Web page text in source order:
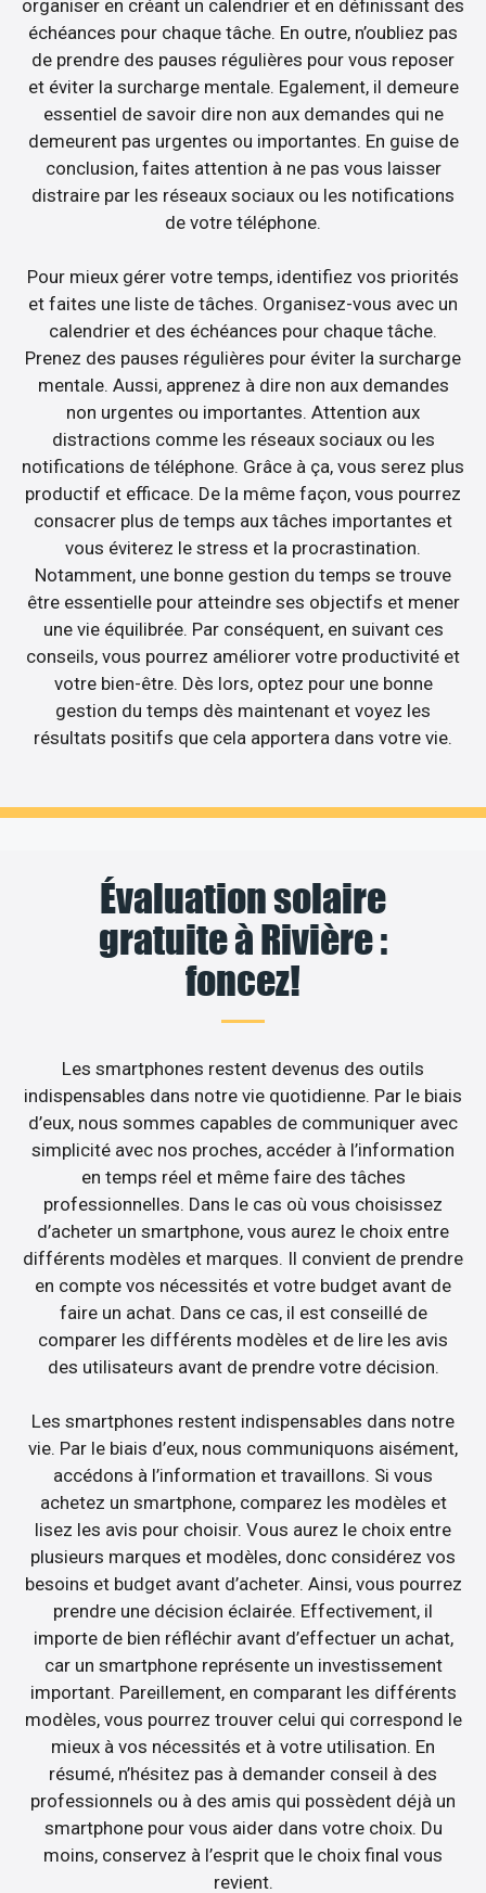
organiser en créant un calendrier et en définissant des
échéances pour chaque tâche. En outre, n’oubliez pas
de prendre des pauses régulières pour vous reposer
et éviter la surcharge mentale. Egalement, il demeure
essentiel de savoir dire non aux demandes qui ne
demeurent pas urgentes ou importantes. En guise de
conclusion, faites attention à ne pas vous laisser
distraire par les réseaux sociaux ou les notifications
de votre téléphone.
Pour mieux gérer votre temps, identifiez vos priorités
et faites une liste de tâches. Organisez-vous avec un
calendrier et des échéances pour chaque tâche.
Prenez des pauses régulières pour éviter la surcharge
mentale. Aussi, apprenez à dire non aux demandes
non urgentes ou importantes. Attention aux
distractions comme les réseaux sociaux ou les
notifications de téléphone. Grâce à ça, vous serez plus
productif et efficace. De la même façon, vous pourrez
consacrer plus de temps aux tâches importantes et
vous éviterez le stress et la procrastination.
Notamment, une bonne gestion du temps se trouve
être essentielle pour atteindre ses objectifs et mener
une vie équilibrée. Par conséquent, en suivant ces
conseils, vous pourrez améliorer votre productivité et
votre bien-être. Dès lors, optez pour une bonne
gestion du temps dès maintenant et voyez les
résultats positifs que cela apportera dans votre vie.
Évaluation solaire
gratuite à Rivière :
foncez!
Les smartphones restent devenus des outils
indispensables dans notre vie quotidienne. Par le biais
d’eux, nous sommes capables de communiquer avec
simplicité avec nos proches, accéder à l’information
en temps réel et même faire des tâches
professionnelles. Dans le cas où vous choisissez
d’acheter un smartphone, vous aurez le choix entre
différents modèles et marques. Il convient de prendre
en compte vos nécessités et votre budget avant de
faire un achat. Dans ce cas, il est conseillé de
comparer les différents modèles et de lire les avis
des utilisateurs avant de prendre votre décision.
Les smartphones restent indispensables dans notre
vie. Par le biais d’eux, nous communiquons aisément,
accédons à l’information et travaillons. Si vous
achetez un smartphone, comparez les modèles et
lisez les avis pour choisir. Vous aurez le choix entre
plusieurs marques et modèles, donc considérez vos
besoins et budget avant d’acheter. Ainsi, vous pourrez
prendre une décision éclairée. Effectivement, il
importe de bien réfléchir avant d’effectuer un achat,
car un smartphone représente un investissement
important. Pareillement, en comparant les différents
modèles, vous pourrez trouver celui qui correspond le
mieux à vos nécessités et à votre utilisation. En
résumé, n’hésitez pas à demander conseil à des
professionnels ou à des amis qui possèdent déjà un
smartphone pour vous aider dans votre choix. Du
moins, conservez à l’esprit que le choix final vous
revient.